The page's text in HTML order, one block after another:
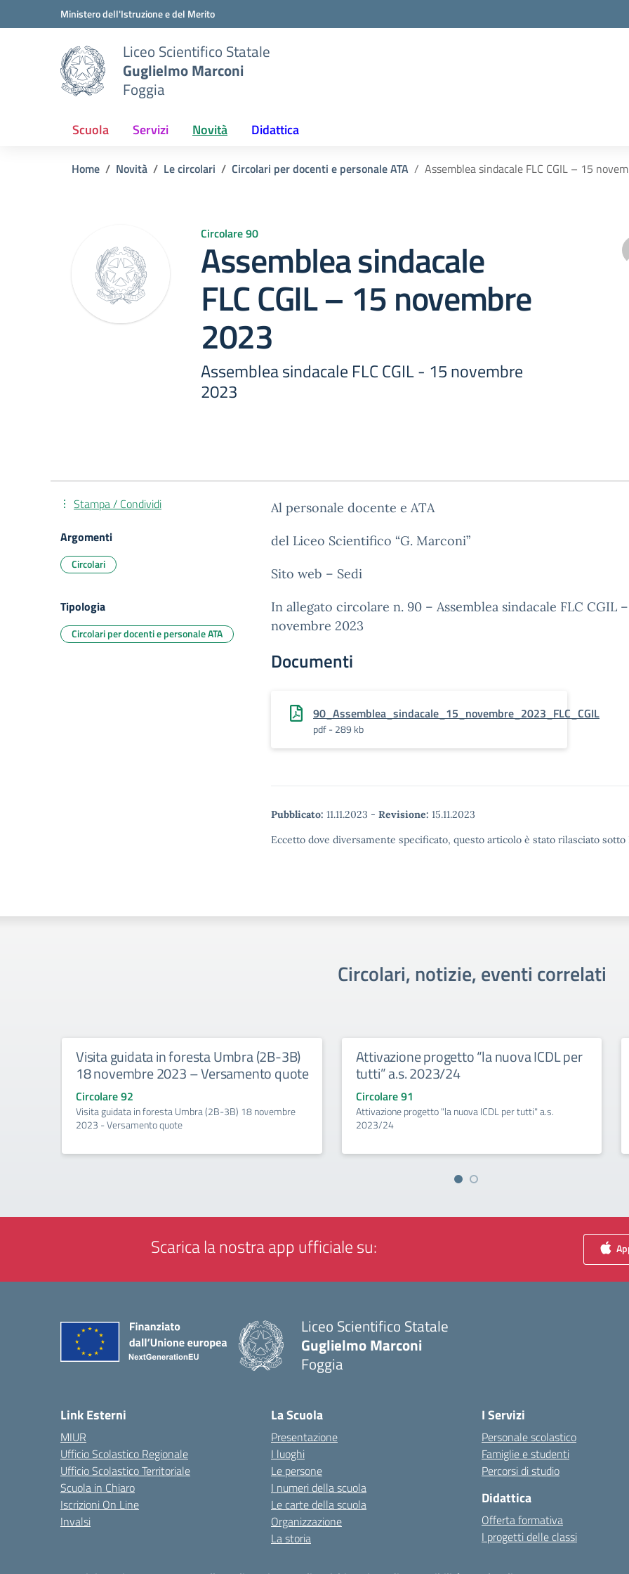
Vai ai contenuti
Vai al menu di navigazioneMinistero dell'Istruzione e del Merito
Liceo Scientifico Statale
Guglielmo Marconi
Foggia
Scuola Servizi Novità Didattica
Home Novità Le circolari Circolari per docenti e personale ATA Assemblea sindacale FLC CGIL – 15
Circolare 90
Assemblea sindacale
FLC CGIL – 15 novembre
2023
Assemblea sindacale FLC CGIL - 15 novembre
2023
Al personale docente e ATA
del Liceo Scientifico “G. Marconi”
Sito web – Sedi
In allegato circolare n. 90 – Assemblea sindacale FLC CGIL –
novembre 2023
Documenti
90_Assemblea_sindacale_15_novembre_2023_FLC_CGIL
pdf - 289 kb
Pubblicato: 11.11.2023 - Revisione: 15.11.2023
Eccetto dove diversamente specificato, questo articolo è stato rilasciato
Stampa / Condividi
Argomenti
Circolari
Tipologia
Circolari per docenti e personale ATA
Circolari, notizie, eventi correlati
Visita guidata in foresta Umbra (2B-3B)
18 novembre 2023 – Versamento quote
Circolare 92
Visita guidata in foresta Umbra (2B-3B) 18 novembre
2023 - Versamento quote
Attivazione progetto “la nuova ICDL per
tutti” a.s. 2023/24
Circolare 91
Attivazione progetto "la nuova ICDL per tutti" a.s.
2023/24
Scarica la nostra app ufficiale su:
Liceo Scientifico Statale
Guglielmo Marconi
Foggia
Link Esterni
MIUR
Ufficio Scolastico Regionale
Ufficio Scolastico Territoriale
Scuola in Chiaro
Iscrizioni On Line
Invalsi
La Scuola
Presentazione
I luoghi
Le persone
I numeri della scuola
Le carte della scuola
Organizzazione
La storia
I Servizi
Personale scolastico
Famiglie e studenti
Percorsi di studio
Didattica
Offerta formativa
I progetti delle classi